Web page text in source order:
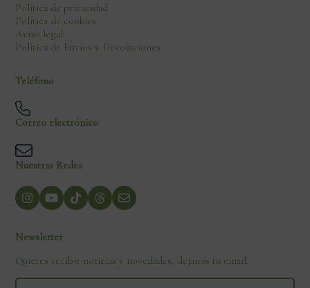
Política de privacidad
Política de cookies
Aviso legal
Política de Envíos y Devoluciones
Teléfono
Correo electrónico
Nuestras Redes
Newsletter
Quieres recibir noticias y novedades, dejanos tu email.